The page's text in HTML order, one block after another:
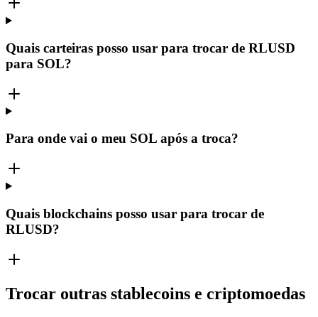
Quais carteiras posso usar para trocar de RLUSD
para SOL?
Para onde vai o meu SOL após a troca?
Quais blockchains posso usar para trocar de
RLUSD?
Trocar outras stablecoins e criptomoedas